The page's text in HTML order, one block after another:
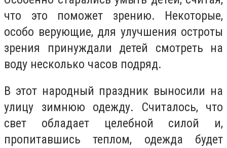
что это поможет зрению. Некоторые,
особо верующие, для улучшения остроты
зрения принуждали детей смотреть на
воду несколько часов подряд.
В этот народный праздник выносили на
улицу зимнюю одежду. Считалось, что
свет обладает целебной силой и,
пропитавшись теплом, одежда будет